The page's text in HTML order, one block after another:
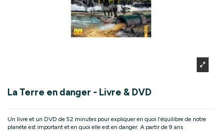
La Terre en danger - Livre & DVD
Un livre et un DVD de 52 minutes pour expliquer en quoi l'équilibre de notre
planète est important et en quoi elle est en danger. A partir de 9 ans